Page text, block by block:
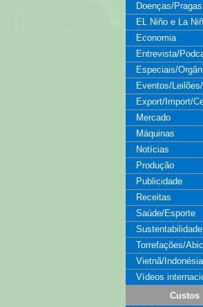
Doenças/Pragas
EL Niño e La
Economia
Entrevista/
Especiais/
Eventos/
Export/Import/
Mercado
Máquinas
Notícias
Produção
Publicidade
Receitas
Saúde/Esporte
Sustentabilidade
Torrefações/Abic
Vietnã/
Vídeos
Custos